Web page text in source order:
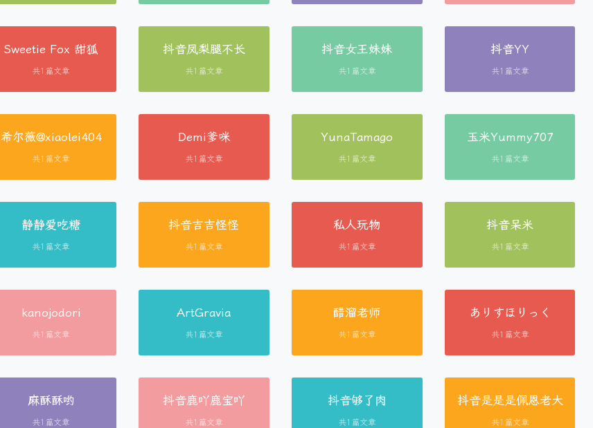
Sweetie Fox 甜狐
共1篇文章
抖音凤梨腿不长
共1篇文章
抖音女王妹妹
共1篇文章
抖音YY
共1篇文章
希尔薇@xiaolei404
共1篇文章
Demi爹咪
共1篇文章
YunaTamago
共1篇文章
玉米Yummy707
共1篇文章
静静爱吃糖
共1篇文章
抖音吉吉怪怪
共1篇文章
私人玩物
共1篇文章
抖音呆米
共1篇文章
kanojodori
共1篇文章
ArtGravia
共1篇文章
醋溜老师
共1篇文章
ありすほりっく
共1篇文章
麻酥酥哟
共1篇文章
抖音鹿吖鹿宝吖
共1篇文章
抖音够了肉
共1篇文章
抖音是是是佩恩老大
共1篇文章